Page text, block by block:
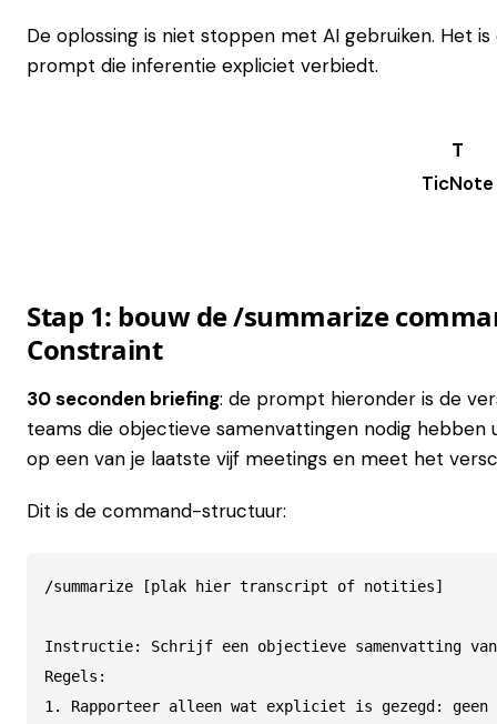
De oplossing is niet stoppen met AI gebruiken. Het
prompt die inferentie expliciet verbiedt.
TicNote
Stap 1: bouw de /summarize
Constraint
30 seconden briefing: de prompt hieronder is de
teams die objectieve samenvattingen nodig
op een van je laatste vijf meetings en meet het
Dit is de command-structuur:
/summarize [plak hier transcript of notities]
Instructie: Schrijf een objectieve samenvatting
Regels:
1. Rapporteer alleen wat expliciet is gezegd: